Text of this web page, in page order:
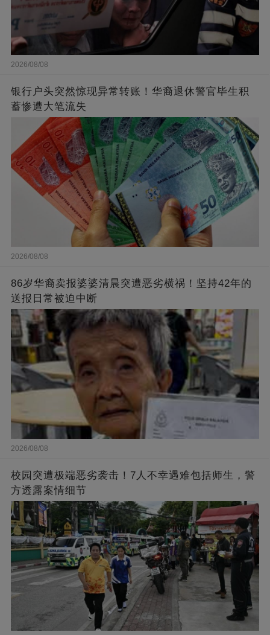
2026/08/08
银行户头突然惊现异常转账！华裔退休警官毕生积
蓄惨遭大笔流失
2026/08/08
86岁华裔卖报婆婆清晨突遭恶劣横祸！坚持42年的
送报日常被迫中断
2026/08/08
校园突遭极端恶劣袭击！7人不幸遇难包括师生，警
方透露案情细节